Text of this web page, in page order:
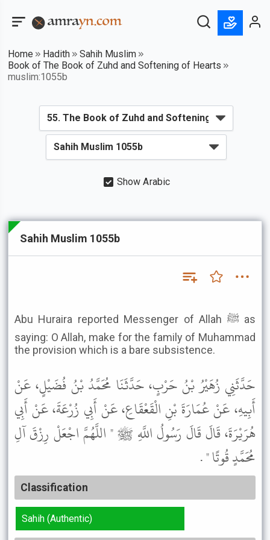
Home Hadith
Sahih Muslim
Book of The Book of Zuhd and Softening of Hearts
muslim:1055b
Show Arabic
Sahih Muslim 1055b
Abu Huraira reported Messenger of Allah ﷺ as
saying: O Allah, make for the family of Muhammad
the provision which is a bare subsistence.
حَدَّثَنِي زُهَيْرُ بْنُ حَرْبٍ، حَدَّثَنَا مُحَمَّدُ بْنُ فُضَيْلٍ، عَنْ
أَبِيهِ، عَنْ عُمَارَةَ بْنِ الْقَعْقَاعِ، عَنْ أَبِي زُرْعَةَ، عَنْ أَبِي
هُرَيْرَةَ، قَالَ قَالَ رَسُولُ اللَّهِ ﷺ " اللَّهُمَّ اجْعَلْ رِزْقَ آلِ
مُحَمَّدٍ قُوتًا " .
Classification
Sahih (Authentic)